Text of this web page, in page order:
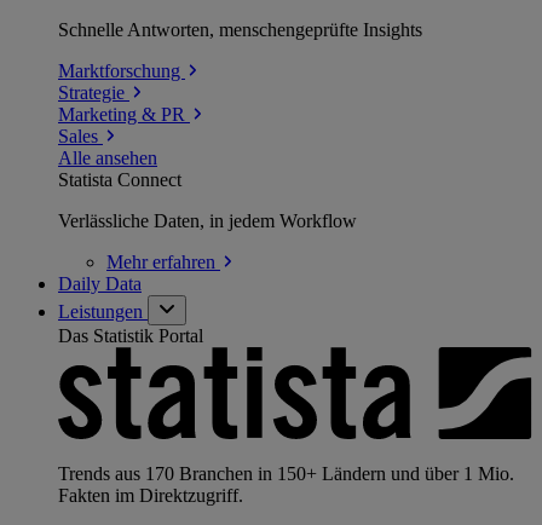
Schnelle Antworten, menschengeprüfte Insights
Marktforschung
Strategie
Marketing & PR
Sales
Alle ansehen
Statista Connect
Verlässliche Daten, in jedem Workflow
Mehrerfahren
Daily Data
Leistungen
Das Statistik Portal
Trends aus 170 Branchen in 150+ Ländern und über 1 Mio.
Fakten im Direktzugriff.